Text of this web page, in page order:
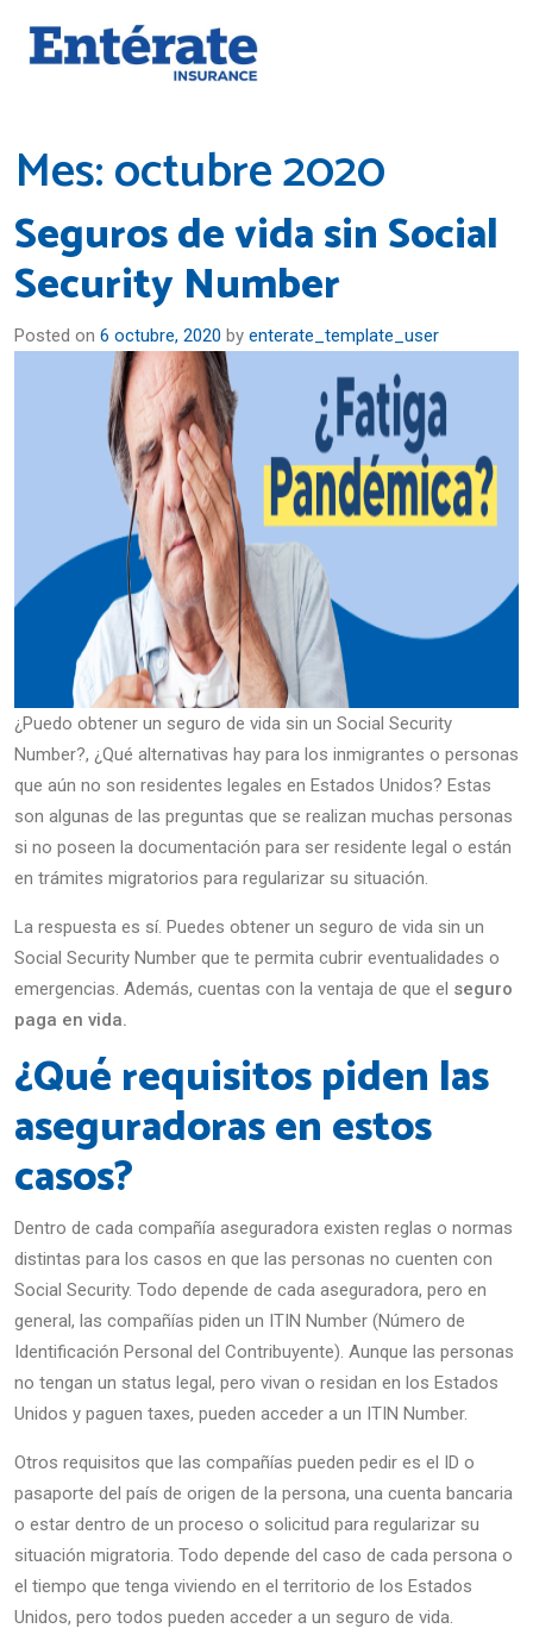
Mes:octubre 2020
Seguros de vida sin Social
Security Number
Posted on 6 octubre, 2020 by enterate_template_user
¿Puedo obtener un seguro de vida sin un Social Security
Number?, ¿Qué alternativas hay para los inmigrantes o personas
que aún no son residentes legales en Estados Unidos? Estas
son algunas de las preguntas que se realizan muchas personas
si no poseen la documentación para ser residente legal o están
en trámites migratorios para regularizar su situación.
La respuesta es sí. Puedes obtener un seguro de vida sin un
Social Security Number que te permita cubrir eventualidades o
emergencias. Además, cuentas con la ventaja de que el seguro
paga en vida.
¿Qué requisitos piden las
aseguradoras en estos
casos?
Dentro de cada compañía aseguradora existen reglas o normas
distintas para los casos en que las personas no cuenten con
Social Security. Todo depende de cada aseguradora, pero en
general, las compañías piden un ITIN Number (Número de
Identificación Personal del Contribuyente). Aunque las personas
no tengan un status legal, pero vivan o residan en los Estados
Unidos y paguen taxes, pueden acceder a un ITIN Number.
Otros requisitos que las compañías pueden pedir es el ID o
pasaporte del país de origen de la persona, una cuenta bancaria
o estar dentro de un proceso o solicitud para regularizar su
situación migratoria. Todo depende del caso de cada persona o
el tiempo que tenga viviendo en el territorio de los Estados
Unidos, pero todos pueden acceder a un seguro de vida.